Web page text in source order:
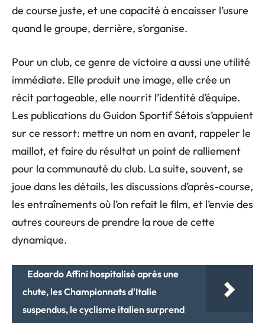
de course juste, et une capacité à encaisser l’usure
quand le groupe, derrière, s’organise.
Pour un club, ce genre de victoire a aussi une utilité
immédiate. Elle produit une image, elle crée un
récit partageable, elle nourrit l’identité d’équipe.
Les publications du Guidon Sportif Sétois s’appuient
sur ce ressort: mettre un nom en avant, rappeler le
maillot, et faire du résultat un point de ralliement
pour la communauté du club. La suite, souvent, se
joue dans les détails, les discussions d’après-course,
les entraînements où l’on refait le film, et l’envie des
autres coureurs de prendre la roue de cette
dynamique.
Edoardo Affini hospitalisé après une
chute, les Championnats d'Italie
suspendus, le cyclisme italien surprend